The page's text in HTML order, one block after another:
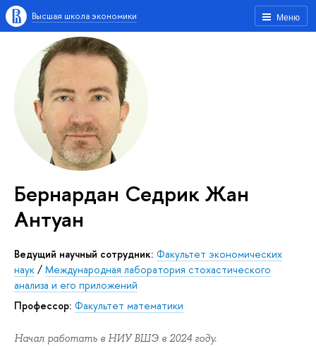
Меню
Высшая школа экономики
Бернардан Седрик Жан
Антуан
Ведущий научный сотрудник: Факультет экономических
наук / Международная лаборатория стохастического
анализа и его приложений
профессор: Факультет математики
Начал работать в НИУ ВШЭ в 2024 году.